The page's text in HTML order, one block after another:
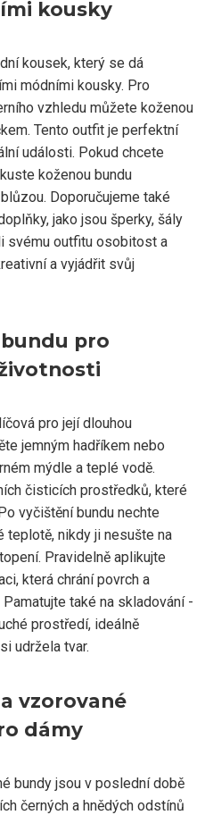
kousky
kousek, který se dá
módními kousky. Pro
vzhledu můžete koženou
Tento outfit je perfektní
události. Pokud chcete
koženou bundu
Doporučujeme také
jako jsou šperky, šály
svému outfitu osobitost a
a vyjádřit svůj
pro
pro její dlouhou
jemným hadříkem nebo
mýdle a teplé vodě.
čisticích prostředků, které
vyčištění bundu nechte
teplotě, nikdy ji nesušte na
Pravidelně aplikujte
která chrání povrch a
také na skladování -
prostředí, ideálně
udržela tvar.
vzorované
dámy
bundy jsou v poslední době
černých a hnědých odstínů